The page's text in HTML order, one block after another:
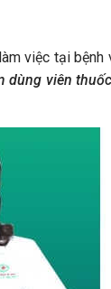
việc tại bệnh
viên